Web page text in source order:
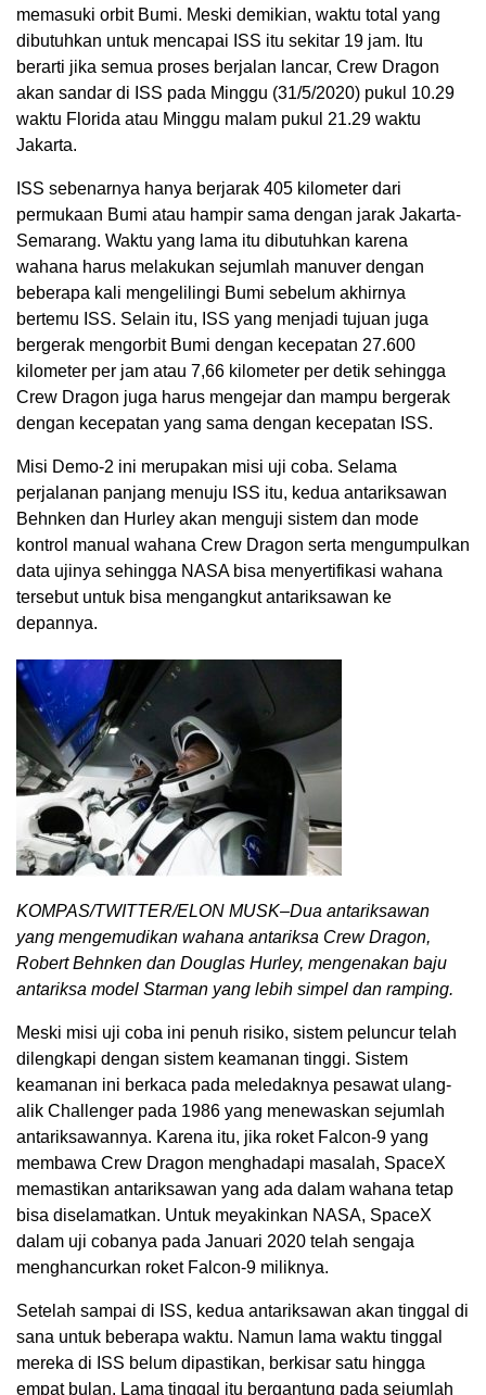
memasuki orbit Bumi. Meski demikian, waktu total yang
dibutuhkan untuk mencapai ISS itu sekitar 19 jam. Itu
berarti jika semua proses berjalan lancar, Crew Dragon
akan sandar di ISS pada Minggu (31/5/2020) pukul 10.29
waktu Florida atau Minggu malam pukul 21.29 waktu
Jakarta.
ISS sebenarnya hanya berjarak 405 kilometer dari
permukaan Bumi atau hampir sama dengan jarak Jakarta-
Semarang. Waktu yang lama itu dibutuhkan karena
wahana harus melakukan sejumlah manuver dengan
beberapa kali mengelilingi Bumi sebelum akhirnya
bertemu ISS. Selain itu, ISS yang menjadi tujuan juga
bergerak mengorbit Bumi dengan kecepatan 27.600
kilometer per jam atau 7,66 kilometer per detik sehingga
Crew Dragon juga harus mengejar dan mampu bergerak
dengan kecepatan yang sama dengan kecepatan ISS.
Misi Demo-2 ini merupakan misi uji coba. Selama
perjalanan panjang menuju ISS itu, kedua antariksawan
Behnken dan Hurley akan menguji sistem dan mode
kontrol manual wahana Crew Dragon serta mengumpulkan
data ujinya sehingga NASA bisa menyertifikasi wahana
tersebut untuk bisa mengangkut antariksawan ke
depannya.
KOMPAS/TWITTER/ELON MUSK–Dua antariksawan
yang mengemudikan wahana antariksa Crew Dragon,
Robert Behnken dan Douglas Hurley, mengenakan baju
antariksa model Starman yang lebih simpel dan ramping.
Meski misi uji coba ini penuh risiko, sistem peluncur telah
dilengkapi dengan sistem keamanan tinggi. Sistem
keamanan ini berkaca pada meledaknya pesawat ulang-
alik Challenger pada 1986 yang menewaskan sejumlah
antariksawannya. Karena itu, jika roket Falcon-9 yang
membawa Crew Dragon menghadapi masalah, SpaceX
memastikan antariksawan yang ada dalam wahana tetap
bisa diselamatkan. Untuk meyakinkan NASA, SpaceX
dalam uji cobanya pada Januari 2020 telah sengaja
menghancurkan roket Falcon-9 miliknya.
Setelah sampai di ISS, kedua antariksawan akan tinggal di
sana untuk beberapa waktu. Namun lama waktu tinggal
mereka di ISS belum dipastikan, berkisar satu hingga
empat bulan. Lama tinggal itu bergantung pada sejumlah